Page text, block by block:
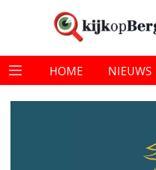
HOME NIEUWS